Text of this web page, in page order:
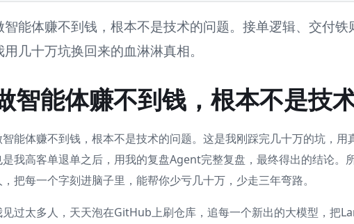
智能体赚不到钱，根本不是技术的问题。接单逻辑、交付
用几十万坑换回来的血淋淋真相。
智能体赚不到钱，根本不是技
能体赚不到钱，根本不是技术的问题。这是我刚踩完几十万的坑，用
是我高客单退单之后，用我的复盘Agent完整复盘，最终得出的结论。
把每一个字刻进脑子里，能帮你少亏几十万，少走三年弯路。
见过太多人，天天泡在GitHub上刷仓库，追每一个新出的大模型，把